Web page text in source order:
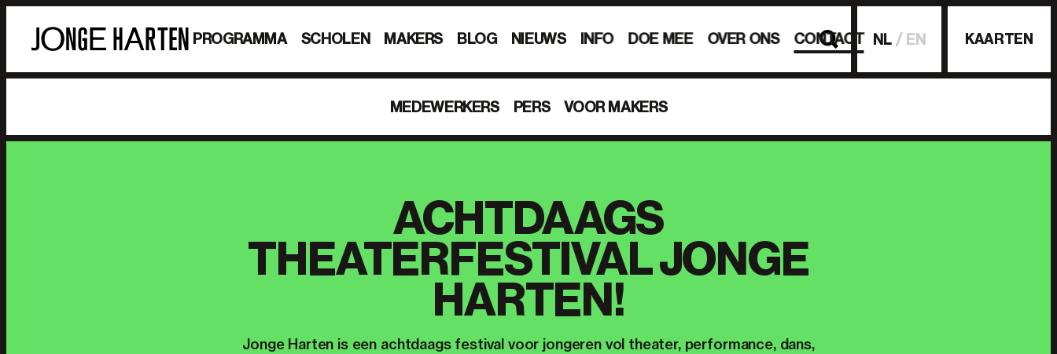
NL EN KAARTEN
PROGRAMMA SCHOLEN MAKERS BLOG NIEUWS INFO DOE MEE OVER ONS CONTACT
MEDEWERKERS PERS VOOR MAKERS
ACHTDAAGS
THEATERFESTIVAL JONGE
HARTEN!
Jonge Harten is een achtdaags festival voor jongeren vol theater, performance, dans,